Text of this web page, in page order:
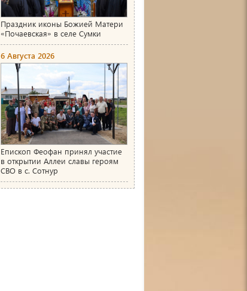
Праздник иконы Божией Матери
«Почаевская» в селе Сумки
6 Августа 2026
Епископ Феофан принял участие
в открытии Аллеи славы героям
СВО в с. Сотнур